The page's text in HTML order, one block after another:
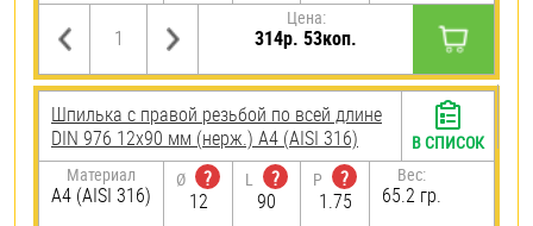
Цена:
314р. 53коп.
Шпилька с правой резьбой по всей длине
DIN 976 12х90 мм (нерж.) A4 (AISI 316)
Материал
A4 (AISI 316)
Ø
?
12
L
?
90
P
?
1.75
Вес:
65.2 гр.
В СПИСОК